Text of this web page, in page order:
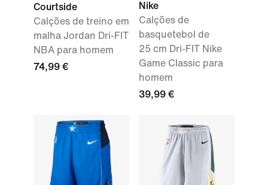
Courtside
Calções de treino em
malha Jordan Dri-FIT
NBA para homem
74,99 €
Nike
Calções de
basquetebol de
25 cm Dri-FIT Nike
Game Classic para
homem
39,99 €